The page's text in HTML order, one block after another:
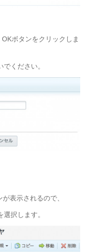
ボタンをクリックしま
ください。
表示されるので、
択します。